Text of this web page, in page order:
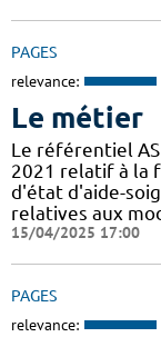
PAGES
relevance:
Le métier
Le référentiel
2021 relatif à la
d'état d'aide-
relatives aux
15/04/2025 17:00
PAGES
relevance: